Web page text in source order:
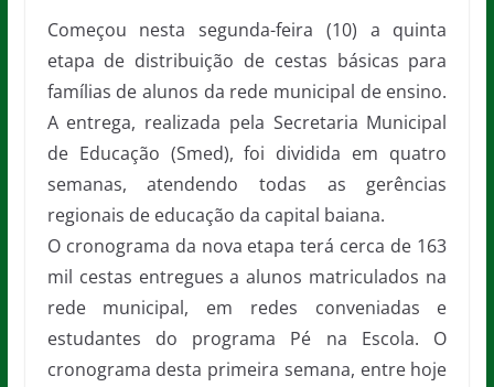
Começou nesta segunda-feira (10) a quinta
etapa de distribuição de cestas básicas para
famílias de alunos da rede municipal de ensino.
A entrega, realizada pela Secretaria Municipal
de Educação (Smed), foi dividida em quatro
semanas, atendendo todas as gerências
regionais de educação da capital baiana.
O cronograma da nova etapa terá cerca de 163
mil cestas entregues a alunos matriculados na
rede municipal, em redes conveniadas e
estudantes do programa Pé na Escola. O
cronograma desta primeira semana, entre hoje